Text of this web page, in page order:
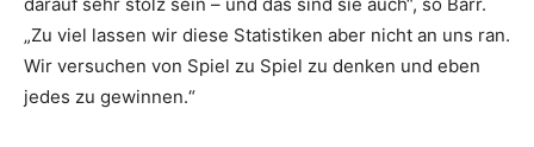
„Zu viel lassen wir diese Statistiken aber nicht an uns ran.
Wir versuchen von Spiel zu Spiel zu denken und eben
jedes zu gewinnen.“